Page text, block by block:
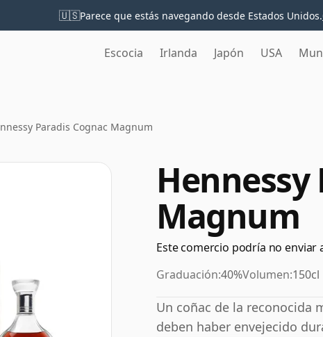
🇺🇸Parece que estás navegando desde Estados Unidos.
Escocia Irlanda Japón USA
Paradis Cognac Magnum
Hennessy
Magnum
Este comercio podría no enviar
Graduación:40%Volumen:150cl
Un coñac de la reconocida
deben haber envejecido